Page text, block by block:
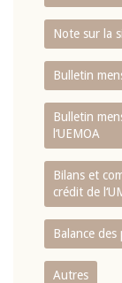
Note sur la
Bulletin
Bulletin
l‘UEMOA
Bilans et
crédit de
Balance des
Autres